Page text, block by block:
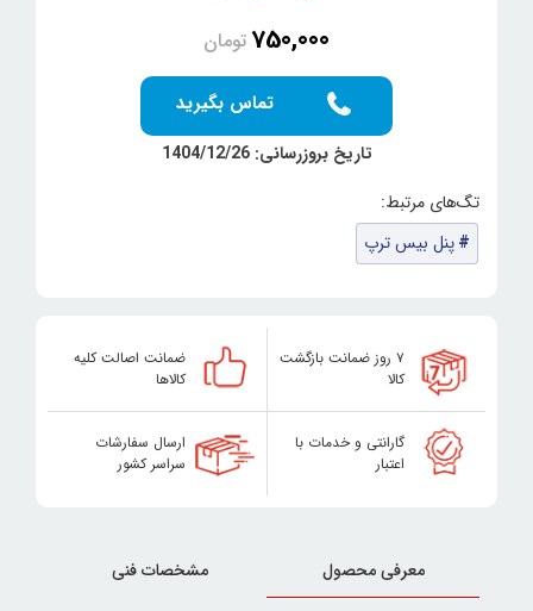
750,000تومان
تماس بگیرید
تاریخ بروزرسانی: 1404/12/26
پنل بیس ترپ
۷ روز ضمانت بازگشت
کالا
ضمانت اصالت کلیه
کالاها
گارانتی و خدمات با
اعتبار
ارسال سفارشات
سراسر کشور
معرفی محصول مشخصات فنی